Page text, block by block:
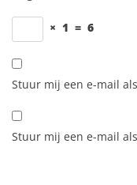
× 1 = 6
Stuur mij een e-mail
Stuur mij een e-mail